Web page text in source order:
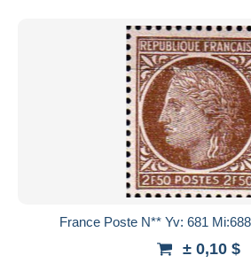
France Poste N** Yv: 681
± 0,10 $